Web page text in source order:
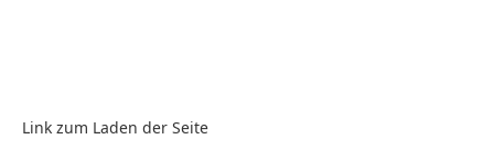
Link zum Laden der Seite